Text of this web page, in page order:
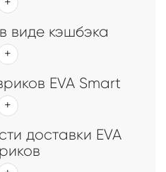
виде кэшбэка
EVA Smart
доставки EVA